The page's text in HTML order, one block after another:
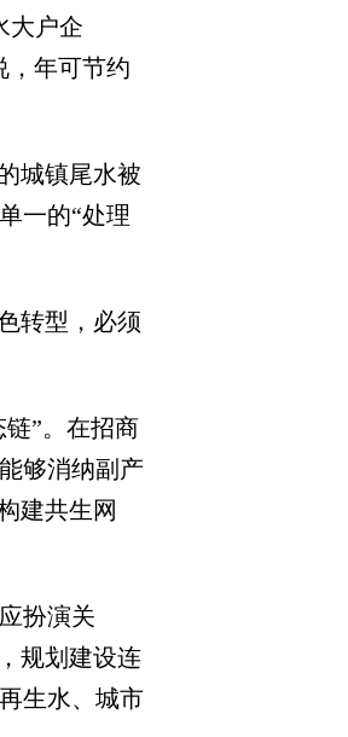
大户企
，年可节约
城镇尾水被
一的“处理
转型，必须
”。在招商
够消纳副产
建共生网
扮演关
规划建设连
生水、城市